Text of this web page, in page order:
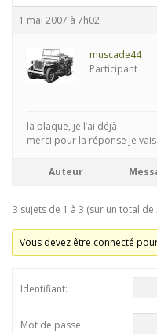
1 mai 2007 à 7h02
muscade44
Participant
la plaque, je l’ai déjà
merci pour la réponse je
Auteur
3 sujets de 1 à 3 (sur un total de
Vous devez être connecté
Identifiant:
Mot de passe: